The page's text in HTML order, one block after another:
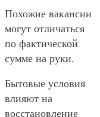
Похожие вакансии
могут отличаться
по фактической
сумме на руки.
Бытовые условия
влияют на
восстановление